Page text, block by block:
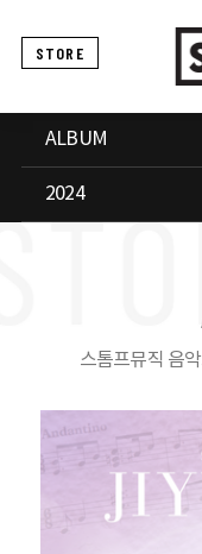
STORE
ALBUM
2024
스톰프뮤직 음